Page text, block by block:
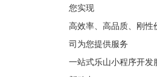
您实现
高效率、高品质、刚性
司为您提供服务
一站式乐山小程序开发